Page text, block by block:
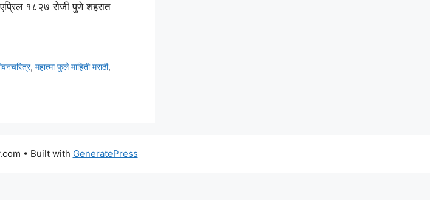
१८२७ रोजी पुणे शहरात
,महात्मा फुले माहिती मराठी,
• Built with GeneratePress